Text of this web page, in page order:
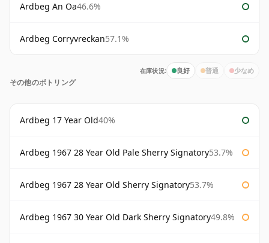
Ardbeg An Oa46.6%
Ardbeg Corryvreckan57.1%
在庫状況: 良好 普通 少なめ
その他のボトリング
Ardbeg 17 Year Old40%
Ardbeg 1967 28 Year Old Pale Sherry Signatory53.7%
Ardbeg 1967 28 Year Old Sherry Signatory53.7%
Ardbeg 1967 30 Year Old Dark Sherry Signatory49.8%